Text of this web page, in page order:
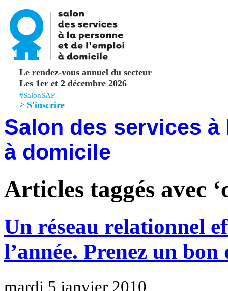
Le rendez-vous annuel du secteur
Les 1er et 2 décembre 2026
#SalonSAP
> S'inscrire
Salon des services
à domicile
Articles taggés avec
Un réseau relationnel
l’année. Prenez un
mardi 5 janvier 2010